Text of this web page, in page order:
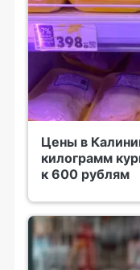
Цены в
килограмм
к 600 рублям